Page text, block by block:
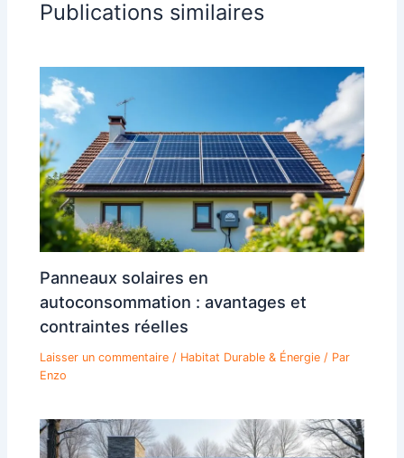
Publications similaires
Panneaux solaires en
autoconsommation : avantages et
contraintes réelles
Laisser un commentaire / Habitat Durable & Énergie / Par
Enzo